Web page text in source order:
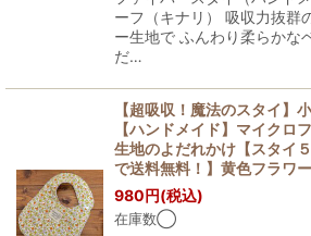
ーフ（キナリ） 吸収力抜群
ー生地で ふんわり柔らかな
だ…
【超吸収！魔法のスタイ】
【ハンドメイド】マイクロ
生地のよだれかけ【スタイ
で送料無料！】黄色フラワー
980円(税込)
在庫数◯